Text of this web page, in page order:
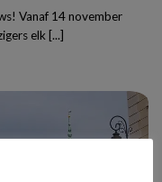
Vanaf 14 november
elk [...]